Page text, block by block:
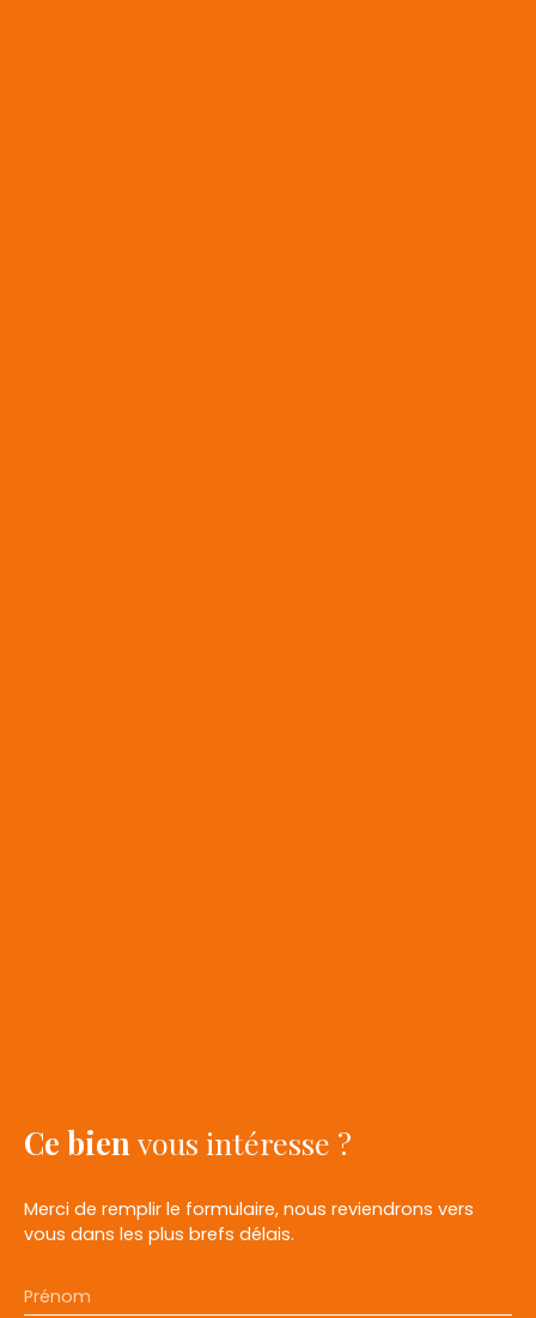
Ce bien vous intéresse ?
Merci de remplir le formulaire, nous reviendrons vers
vous dans les plus brefs délais.
Prénom